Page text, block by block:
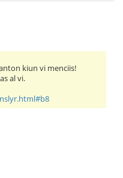
kiun vi menciis!
al vi.